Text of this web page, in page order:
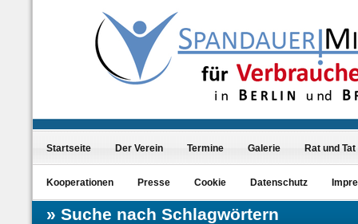
Startseite Der Verein Termine Galerie Rat und Tat
Kooperationen Presse Cookie Datenschutz
Suche nach Schlagwörtern